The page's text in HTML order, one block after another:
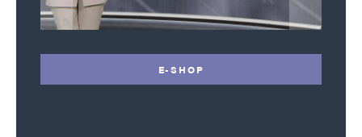
E-SHOP